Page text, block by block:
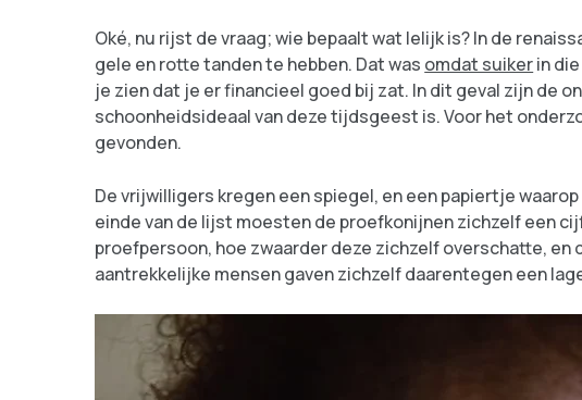
Oké, nu rijst de vraag; wie bepaalt wat lelijk is? In de
gele en rotte tanden te hebben. Dat was omdat suikerin
je zien dat je er financieel goed bij zat. In dit geval zijn de
schoonheidsideaal van deze tijdsgeest is. Voor het
gevonden.
De vrijwilligers kregen een spiegel, en een papiertje
einde van de lijst moesten de proefkonijnen zichzelf een
proefpersoon, hoe zwaarder deze zichzelf overschatte, en
aantrekkelijke mensen gaven zichzelf daarentegen een